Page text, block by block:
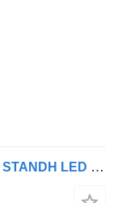
MAN TGE 3.180 L4H3 MIXTO 4x4 ACC STANDH LED KAMERA